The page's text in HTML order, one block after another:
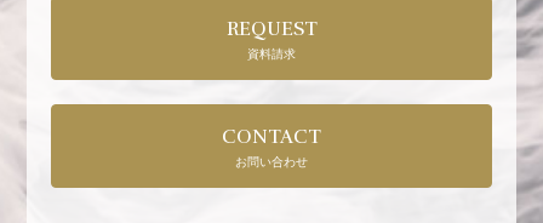
REQUEST
資料請求
CONTACT
お問い合わせ